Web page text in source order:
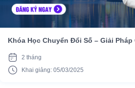
Khóa Học Chuyển Đổi Số – Giải Pháp
2 tháng
Khai giảng: 05/03/2025